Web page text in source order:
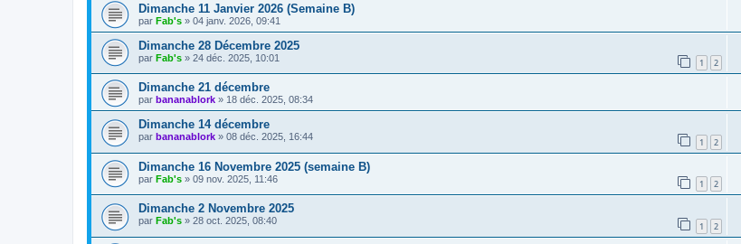
Dimanche 11 Janvier 2026 (Semaine B)
par Fab's » 04 janv. 2026, 09:41
Dimanche 28 Décembre 2025
par Fab's » 24 déc. 2025, 10:01 1 2
Dimanche 21 décembre
par bananablork » 18 déc. 2025, 08:34
Dimanche 14 décembre
par bananablork » 08 déc. 2025, 16:44 1 2
Dimanche 16 Novembre 2025 (semaine B)
par Fab's » 09 nov. 2025, 11:46 1 2
Dimanche 2 Novembre 2025
par Fab's » 28 oct. 2025, 08:40 1 2